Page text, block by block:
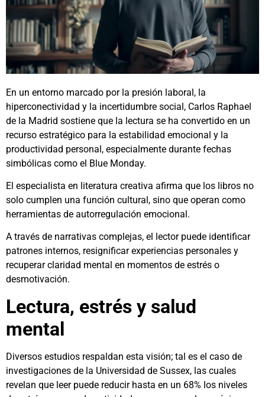
En un entorno marcado por la presión laboral, la
hiperconectividad y la incertidumbre social, Carlos Raphael
de la Madrid sostiene que la lectura se ha convertido en un
recurso estratégico para la estabilidad emocional y la
productividad personal, especialmente durante fechas
simbólicas como el Blue Monday.
El especialista en literatura creativa afirma que los libros no
solo cumplen una función cultural, sino que operan como
herramientas de autorregulación emocional.
A través de narrativas complejas, el lector puede identificar
patrones internos, resignificar experiencias personales y
recuperar claridad mental en momentos de estrés o
desmotivación.
Lectura, estrés y salud
mental
Diversos estudios respaldan esta visión; tal es el caso de
investigaciones de la Universidad de Sussex, las cuales
revelan que leer puede reducir hasta en un 68% los niveles